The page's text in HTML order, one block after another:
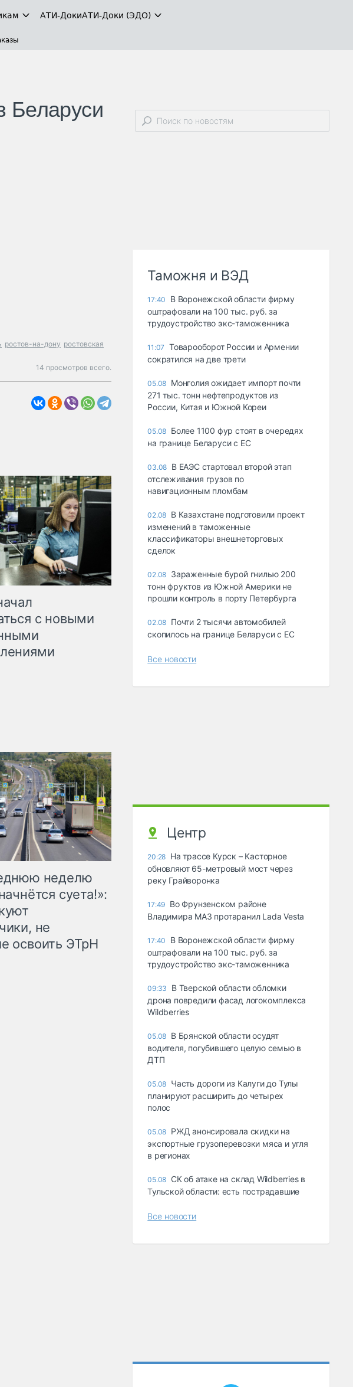
АТИ-ДокиАТИ-Доки (ЭДО)
Беларуси
ростов-на-дону ростовская
14 просмотров всего.
с новыми
неделю
суета!»:
не
освоить ЭТрН
Таможня и ВЭД
17:40
В Воронежской области фирму
оштрафовали на 100 тыс. руб. за
трудоустройство экс-таможенника
11:07
Товарооборот России и Армении
сократился на две трети
05.08 Монголия ожидает импорт почти
271 тыс. тонн нефтепродуктов из
России, Китая и Южной Кореи
05.08 Более 1100 фур стоят в очередях
на границе Беларуси с ЕС
03.08 В ЕАЭС стартовал второй этап
отслеживания грузов по
навигационным пломбам
02.08 В Казахстане подготовили проект
изменений в таможенные
классификаторы внешнеторговых
сделок
02.08 Зараженные бурой гнилью 200
тонн фруктов из Южной Америки не
прошли контроль в порту Петербурга
02.08 Почти 2 тысячи автомобилей
скопилось на границе Беларуси с ЕС
Все новости
Центр
20:28 На трассе Курск – Касторное
обновляют 65-метровый мост через
реку Грайворонка
17:49 Во Фрунзенском районе
Владимира МАЗ протаранил Lada Vesta
17:40
В Воронежской области фирму
оштрафовали на 100 тыс. руб. за
трудоустройство экс-таможенника
09:33
В Тверской области обломки
дрона повредили фасад логокомплекса
Wildberries
05.08 В Брянской области осудят
водителя, погубившего целую семью в
ДТП
05.08 Часть дороги из Калуги до Тулы
планируют расширить до четырех
полос
05.08 РЖД анонсировала скидки на
экспортные грузоперевозки мяса и угля
в регионах
05.08 СК об атаке на склад Wildberries в
Тульской области: есть пострадавшие
Все новости